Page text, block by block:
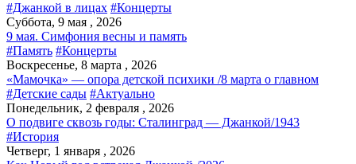
#Джанкой в лицах #Концерты
Суббота, 9 мая , 2026
9 мая. Симфония весны и память
#Память #Концерты
Воскресенье, 8 марта , 2026
«Мамочка» — опора детской психики /8 марта о главном
#Детские сады #Актуально
Понедельник, 2 февраля , 2026
О подвиге сквозь годы: Сталинград — Джанкой/1943
#История
Четверг, 1 января , 2026